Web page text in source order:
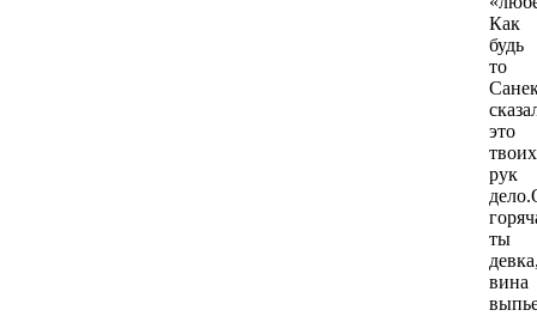
Как
будь
то
это
твоих
рук
ты
вина